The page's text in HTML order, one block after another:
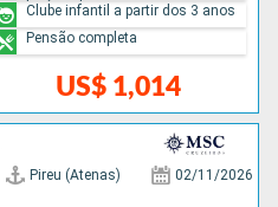
US$ 1,014
Clube infantil a partir dos 3 anos
Pensão completa
Pireu (Atenas) 02/11/2026